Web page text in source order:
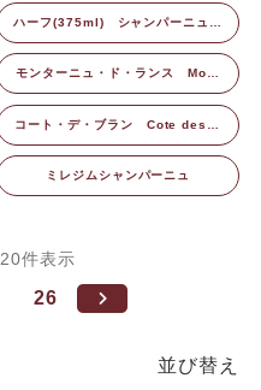
ハーフ(375ml) シャンパーニュ
Half Bottle Champagne
モンターニュ・ド・ランス Mont
agne de Reims
コート・デ・ブラン Cote des B
lancs
ミレジムシャンパーニュ
並び替え
20件表示
26